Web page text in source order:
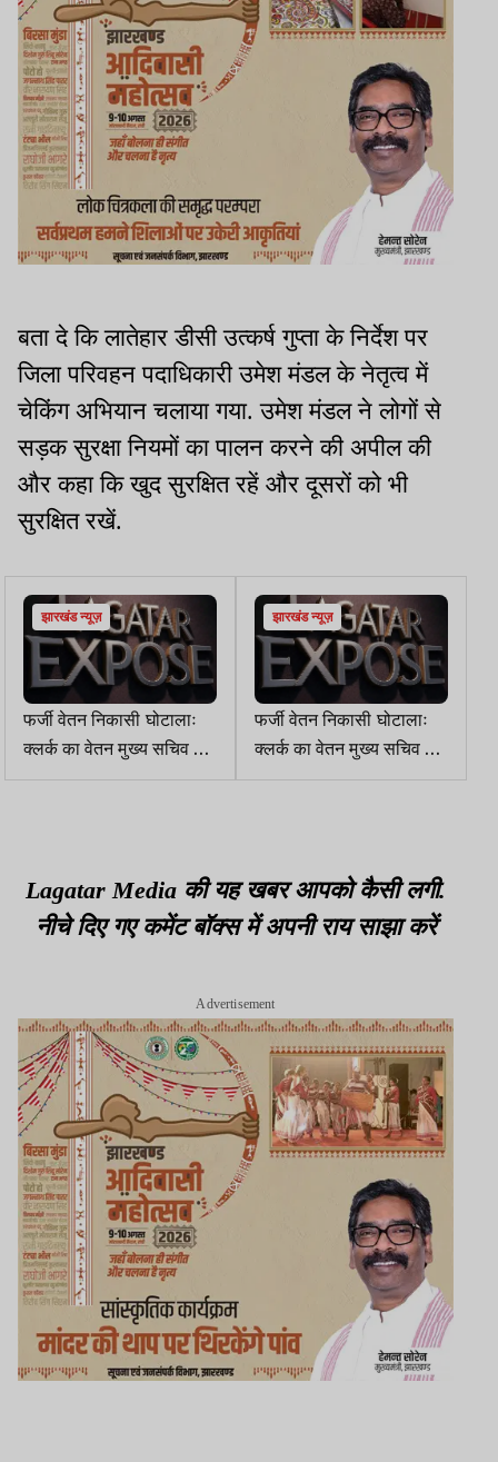
बता दे कि लातेहार डीसी उत्कर्ष गुप्ता के निर्देश पर
जिला परिवहन पदाधिकारी उमेश मंडल के नेतृत्व में
चेकिंग अभियान चलाया गया. उमेश मंडल ने लोगों से
सड़क सुरक्षा नियमों का पालन करने की अपील की
और कहा कि खुद सुरक्षित रहें और दूसरों को भी
सुरक्षित रखें.
झारखंड न्यूज़
फर्जी वेतन निकासी घोटालाः
क्लर्क का वेतन मुख्य सचिव से
अधिक निकलता रहा और पकड़
झारखंड न्यूज़
फर्जी वेतन निकासी घोटालाः
क्लर्क का वेतन मुख्य सचिव से
अधिक निकलता रहा और पकड़
Lagatar Media की यह खबर आपको कैसी लगी.
नीचे दिए गए कमेंट बॉक्स में अपनी राय साझा करें
Advertisement